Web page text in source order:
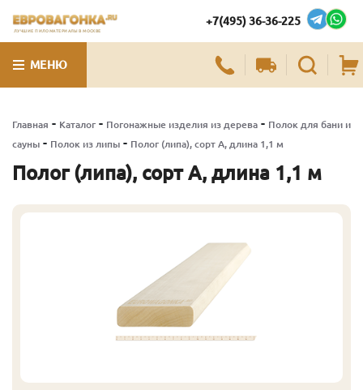
ЛУЧШИЕ ПИЛОМАТЕРИАЛЫ В МОСКВЕ
+7(495) 36-36-225
МЕНЮ
Главная - Каталог - Погонажные изделия из дерева - Полок для бани и
сауны - Полок из липы - Полог (липа), сорт А, длина 1,1 м
Полог (липа), сорт А, длина 1,1 м